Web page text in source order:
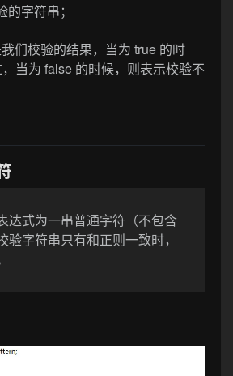
字符串；
们校验的结果，当为 true 的时
当为 false 的时候，则表示校验不
达式为一串普通字符（不包含
验字符串只有和正则一致时，